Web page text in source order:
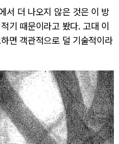
서 더 나오지 않은 것은 이 방
기 때문이라고 봤다. 고대 이
면 객관적으로 덜 기술적이라